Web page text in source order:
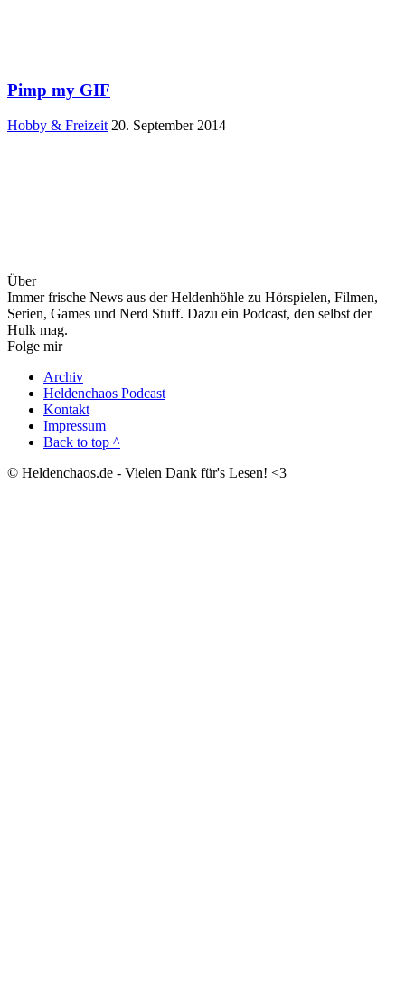
Pimp my GIF
Hobby & Freizeit 20. September 2014
Über
Immer frische News aus der Heldenhöhle zu Hörspielen, Filmen,
Serien, Games und Nerd Stuff. Dazu ein Podcast, den selbst der
Hulk mag.
Folge mir
Archiv
Heldenchaos Podcast
Kontakt
Impressum
Back to top ^
© Heldenchaos.de - Vielen Dank für's Lesen! <3